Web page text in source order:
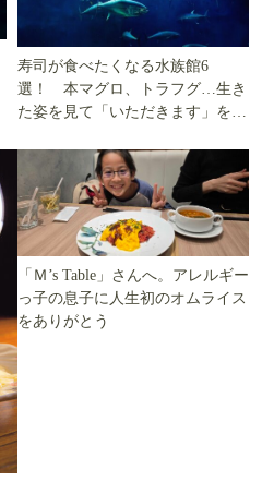
寿司が食べたくなる水族館6
選！ 本マグロ、トラフグ…生き
た姿を見て「いただきます」を考
「Ｍ’s Table」さんへ。アレルギー
っ子の息子に人生初のオムライス
をありがとう